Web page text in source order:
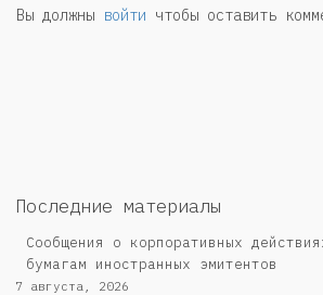
Вы должны войти чтобы оставить
Последние материалы
Сообщения о корпоративных
бумагам иностранных эмитентов
7 августа, 2026